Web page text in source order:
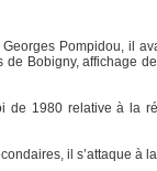
Pompidou, il
de Bobigny, affichage
de 1980 relative à la
il s’attaque à